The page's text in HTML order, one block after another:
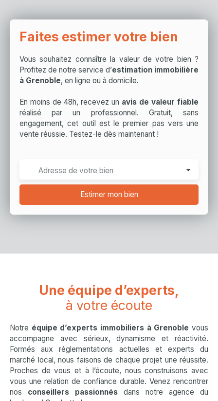
Faites estimer votre bien
Vous souhaitez connaître la valeur de votre bien ?
Profitez de notre service d’estimation immobilière
à Grenoble, en ligne ou à domicile.
En moins de 48h, recevez un avis de valeur fiable
réalisé par un professionnel. Gratuit, sans
engagement, cet outil est le premier pas vers une
vente réussie. Testez-le dès maintenant !
Adresse de votre bien
Estimer mon bien
Une équipe d’experts,
à votre écoute
Notre équipe d’experts immobiliers à Grenoble vous
accompagne avec sérieux, dynamisme et réactivité.
Formés aux réglementations actuelles et experts du
marché local, nous faisons de chaque projet une réussite.
Proches de vous et à l’écoute, nous construisons avec
vous une relation de confiance durable. Venez rencontrer
nos conseillers passionnés dans notre agence du